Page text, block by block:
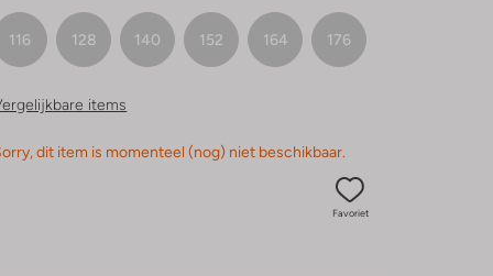
116 128 140 152 164 176
items
dit item is momenteel (nog) niet beschikbaar.
Favoriet